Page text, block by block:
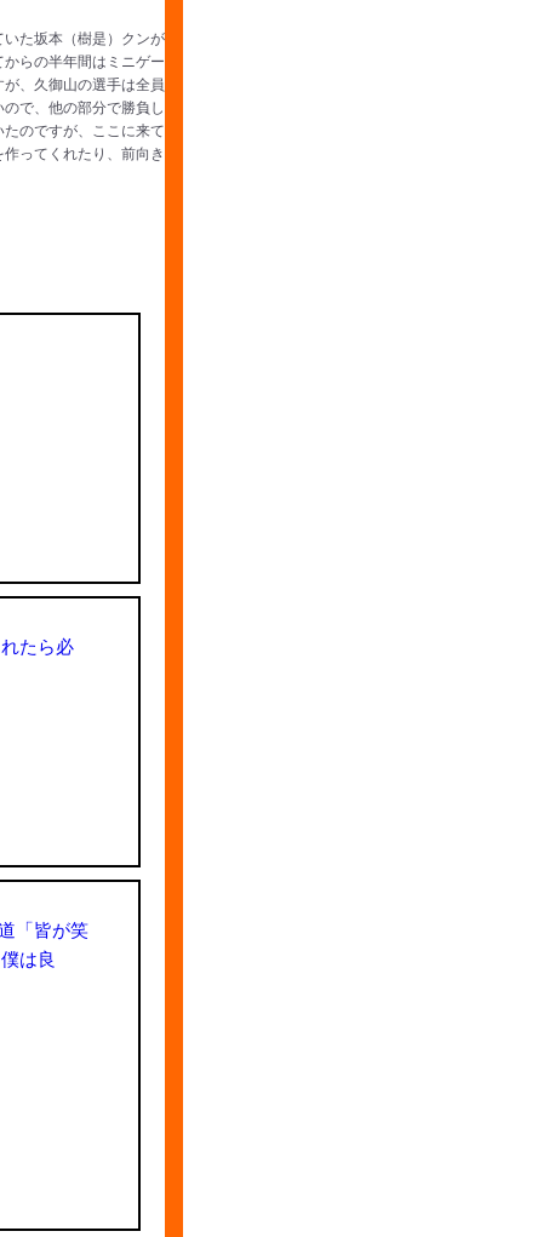
た坂本（樹是）クンが
らの半年間はミニゲー
、久御山の選手は全員
で、他の部分で勝負し
のですが、ここに来て
ってくれたり、前向き
たら必
「皆が笑
は良